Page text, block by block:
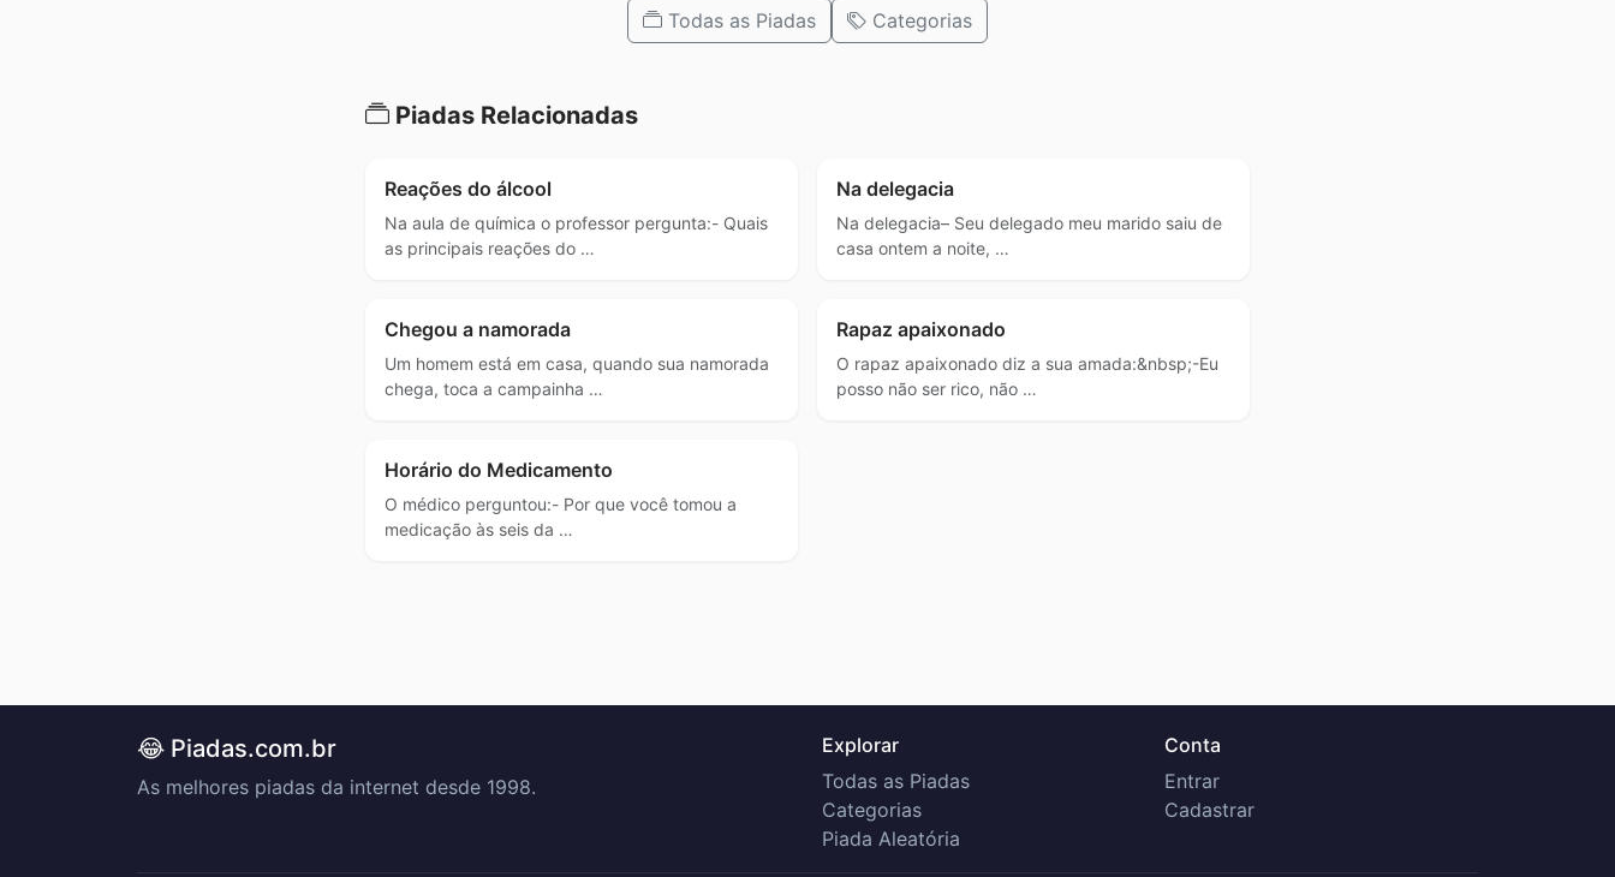
Todas as Piadas Categorias
Piadas Relacionadas
Reações do álcool
Na aula de química o professor pergunta:- Quais
as principais reações do …
Na delegacia
Na delegacia– Seu delegado meu marido saiu de
casa ontem a noite, …
Chegou a namorada
Um homem está em casa, quando sua namorada
chega, toca a campainha …
Rapaz apaixonado
O rapaz apaixonado diz a sua amada:&nbsp;-Eu
posso não ser rico, não …
Horário do Medicamento
O médico perguntou:- Por que você tomou a
medicação às seis da …
😂 Piadas.com.br
As melhores piadas da internet desde 1998.
Explorar
Todas as Piadas
Categorias
Piada Aleatória
Conta
Entrar
Cadastrar